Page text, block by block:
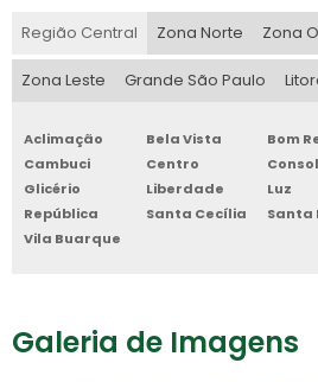
Região Central Zona Norte Zona
Zona Leste Grande São Paulo
Aclimação Bela Vista Bom
Cambuci
Centro
Glicério
Liberdade Luz
República
Santa Cecília Santa
Vila Buarque
Galeria de Imagens